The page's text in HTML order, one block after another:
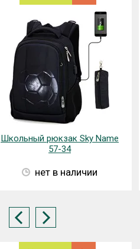
Школьный рюкзак Sky Name
57-34
нет в наличии